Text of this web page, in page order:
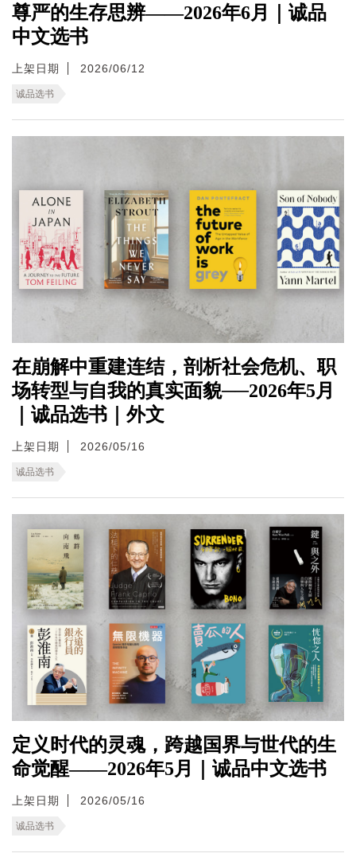
尊严的生存思辨——2026年6月｜诚品
中文选书
上架日期 2026/06/12
诚品选书
在崩解中重建连结，剖析社会危机、职
场转型与自我的真实面貌──2026年5月
｜诚品选书｜外文
上架日期 2026/05/16
诚品选书
定义时代的灵魂，跨越国界与世代的生
命觉醒——2026年5月｜诚品中文选书
上架日期 2026/05/16
诚品选书